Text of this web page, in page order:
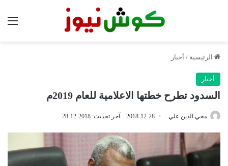
الرئيسية / أخبار
أخبار
السدود تطرح خطتها الاعلامية للعام 2019م
محي الدين علي 2018-12-28 آخر تحديث: 2018-12-28